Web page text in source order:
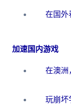
加速国内游戏